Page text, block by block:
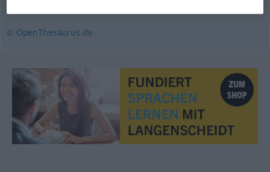
© OpenThesaurus.de